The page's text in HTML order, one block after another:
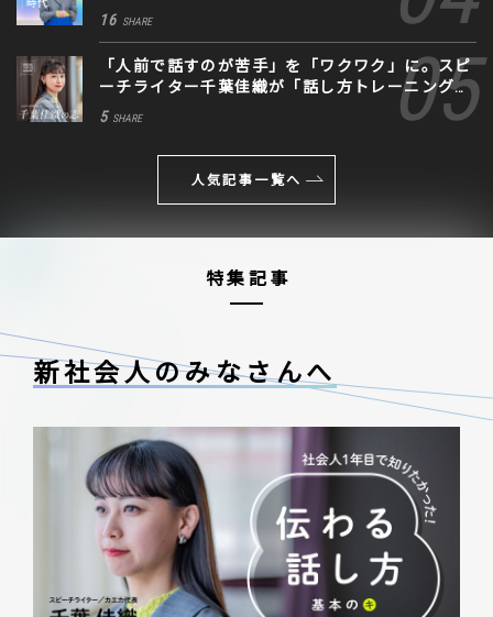
生きる道
16 SHARE
「人前で話すのが苦手」を「ワクワク」に。スピ
ーチライター千葉佳織が「話し方トレーニング」
に込めた思い
5 SHARE
人気記事一覧へ
特集記事
新社会人のみなさんへ